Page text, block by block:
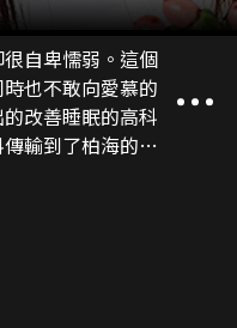
自卑懦弱。這個
也不敢向愛慕的
改善睡眠的高科
輸到了柏海的夢
方的夢裡，凌凌
的心理陰影。夢
的改變自己，逐